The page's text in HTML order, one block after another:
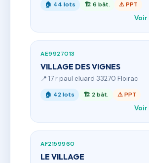
🏠 44 lots 🏗 6 bât. ⚠ PPT
Voir
AE9927013
VILLAGE DES VIGNES
📍 17 r paul eluard 33270 Floirac
🏠 42 lots 🏗 2 bât. ⚠ PPT
Voir
AF2159960
LE VILLAGE